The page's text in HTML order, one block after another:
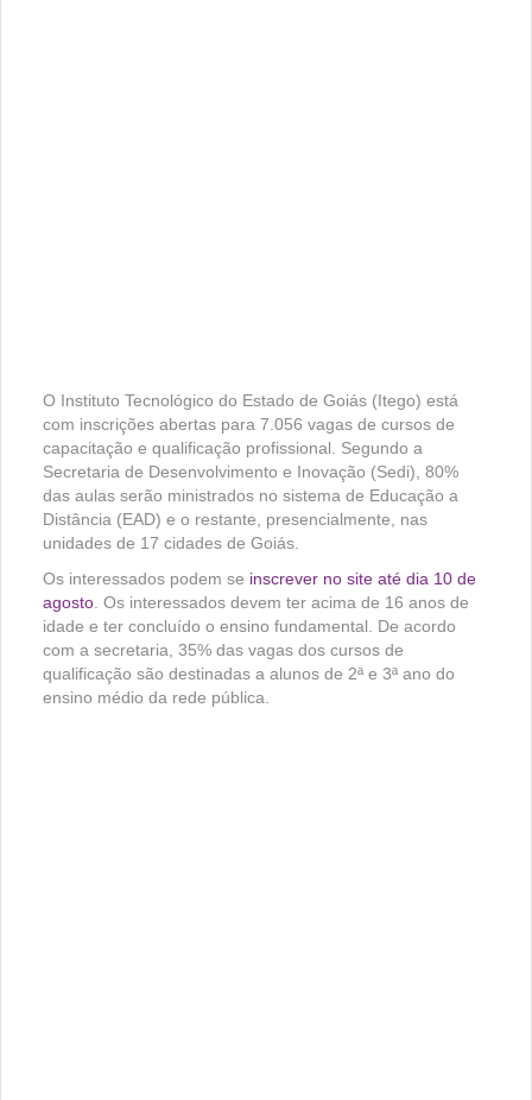
O Instituto Tecnológico do Estado de Goiás (Itego) está
com inscrições abertas para 7.056 vagas de cursos de
capacitação e qualificação profissional. Segundo a
Secretaria de Desenvolvimento e Inovação (Sedi), 80%
das aulas serão ministrados no sistema de Educação a
Distância (EAD) e o restante, presencialmente, nas
unidades de 17 cidades de Goiás.
Os interessados podem se inscrever no site até dia 10 de
agosto . Os interessados devem ter acima de 16 anos de
idade e ter concluído o ensino fundamental. De acordo
com a secretaria, 35% das vagas dos cursos de
qualificação são destinadas a alunos de 2ª e 3ª ano do
ensino médio da rede pública.